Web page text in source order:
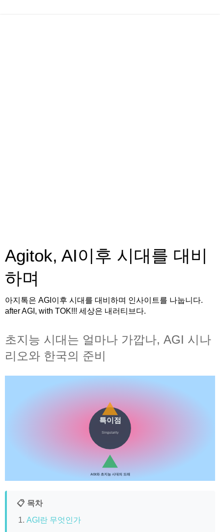
Agitok, AI이후 시대를 대비
하며
아지톡은 AGI이후 시대를 대비하며 인사이트를 나눕니다.
after AGI, with TOK!!! 세상은 내러티브다.
초지능 시대는 얼마나 가깝나, AGI 시나
리오와 한국의 준비
특이점
Singularity
AGI와 초지능 시대의 도래
📋 목차
AGI란 무엇인가